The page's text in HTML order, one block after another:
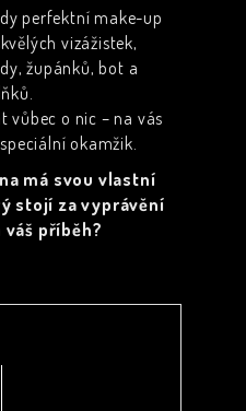
perfektní make-up
vizážistek,
župánků, bot a
vůbec o nic – na vás
okamžik.
má svou vlastní
stojí za vyprávění
příběh?